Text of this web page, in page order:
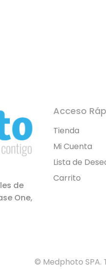
de
One,
Acceso
Tienda
Mi Cuenta
Lista de
Carrito
© Medphoto SPA.